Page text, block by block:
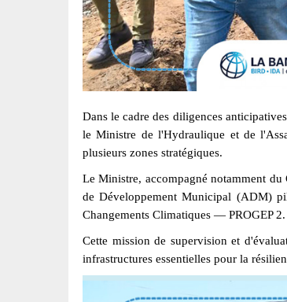
Dans le cadre des diligences
le Ministre de l'Hydraulique et de
plusieurs zones stratégiques.
Le Ministre, accompagné notamment du
de Développement Municipal (ADM)
Changements Climatiques — PROGEP 2.
Cette mission de supervision et
infrastructures essentielles pour la